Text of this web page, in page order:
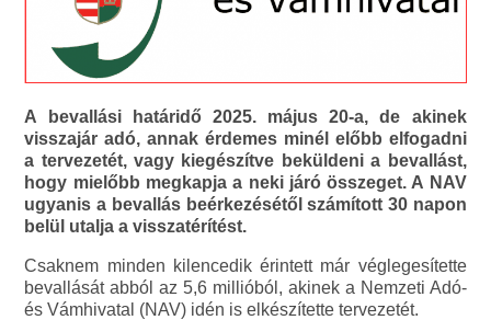
A bevallási határidő 2025. május 20-a, de akinek
visszajár adó, annak érdemes minél előbb elfogadni
a tervezetét, vagy kiegészítve beküldeni a bevallást,
hogy mielőbb megkapja a neki járó összeget. A NAV
ugyanis a bevallás beérkezésétől számított 30 napon
belül utalja a visszatérítést.
Csaknem minden kilencedik érintett már véglegesítette
bevallását abból az 5,6 millióból, akinek a Nemzeti Adó-
és Vámhivatal (NAV) idén is elkészítette tervezetét.